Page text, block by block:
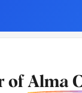
of Alma